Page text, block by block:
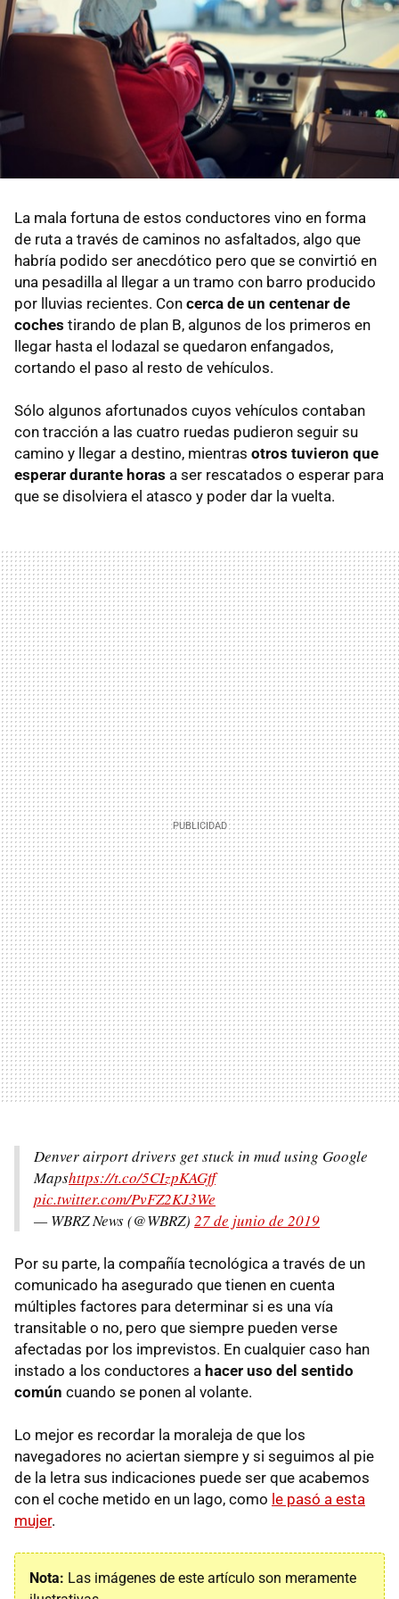
La mala fortuna de estos conductores vino en forma
de ruta a través de caminos no asfaltados, algo que
habría podido ser anecdótico pero que se convirtió en
una pesadilla al llegar a un tramo con barro producido
por lluvias recientes. Con cerca de un centenar de
coches tirando de plan B, algunos de los primeros en
llegar hasta el lodazal se quedaron enfangados,
cortando el paso al resto de vehículos.
Sólo algunos afortunados cuyos vehículos contaban
con tracción a las cuatro ruedas pudieron seguir su
camino y llegar a destino, mientras otros tuvieron que
esperar durante horas a ser rescatados o esperar para
que se disolviera el atasco y poder dar la vuelta.
Denver airport drivers get stuck in mud using Google
Mapshttps://t.co/5CIzpKAGff
pic.twitter.com/PvFZ2KJ3We
— WBRZ News (@WBRZ) 27 de junio de 2019
Por su parte, la compañía tecnológica a través de un
comunicado ha asegurado que tienen en cuenta
múltiples factores para determinar si es una vía
transitable o no, pero que siempre pueden verse
afectadas por los imprevistos. En cualquier caso han
instado a los conductores a hacer uso del sentido
común cuando se ponen al volante.
Lo mejor es recordar la moraleja de que los
navegadores no aciertan siempre y si seguimos al pie
de la letra sus indicaciones puede ser que acabemos
con el coche metido en un lago, como le pasó a esta
mujer.
Nota: Las imágenes de este artículo son meramente